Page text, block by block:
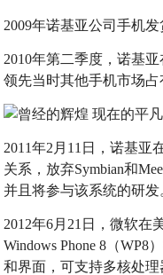
2009年诺基亚公司手机发
2010年第二季度，诺基
领先当时其他手机市场占
2011年2月11日，诺基亚
关系，放弃Symbian和
并且将参与该系统的研发
2012年6月21日，微软在
Windows Phone 8（
和界面，可支持多核处